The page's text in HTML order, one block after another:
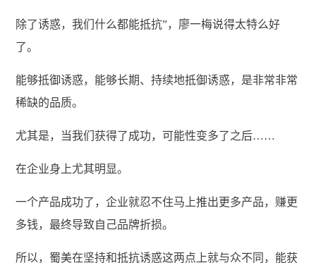
除了诱惑，我们什么都能抵抗”，廖一梅说得太特么好
了。
能够抵御诱惑，能够长期、持续地抵御诱惑，是非常非常
稀缺的品质。
尤其是，当我们获得了成功，可能性变多了之后……
在企业身上尤其明显。
一个产品成功了，企业就忍不住马上推出更多产品，赚更
多钱，最终导致自己品牌折损。
所以，蜀美在坚持和抵抗诱惑这两点上就与众不同，能获